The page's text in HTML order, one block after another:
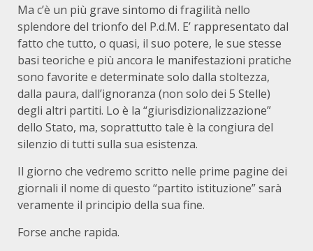
Ma c’è un più grave sintomo di fragilità nello
splendore del trionfo del P.d.M. E’ rappresentato dal
fatto che tutto, o quasi, il suo potere, le sue stesse
basi teoriche e più ancora le manifestazioni pratiche
sono favorite e determinate solo dalla stoltezza,
dalla paura, dall’ignoranza (non solo dei 5 Stelle)
degli altri partiti. Lo è la “giurisdizionalizzazione”
dello Stato, ma, soprattutto tale è la congiura del
silenzio di tutti sulla sua esistenza.
Il giorno che vedremo scritto nelle prime pagine dei
giornali il nome di questo “partito istituzione” sarà
veramente il principio della sua fine.
Forse anche rapida.